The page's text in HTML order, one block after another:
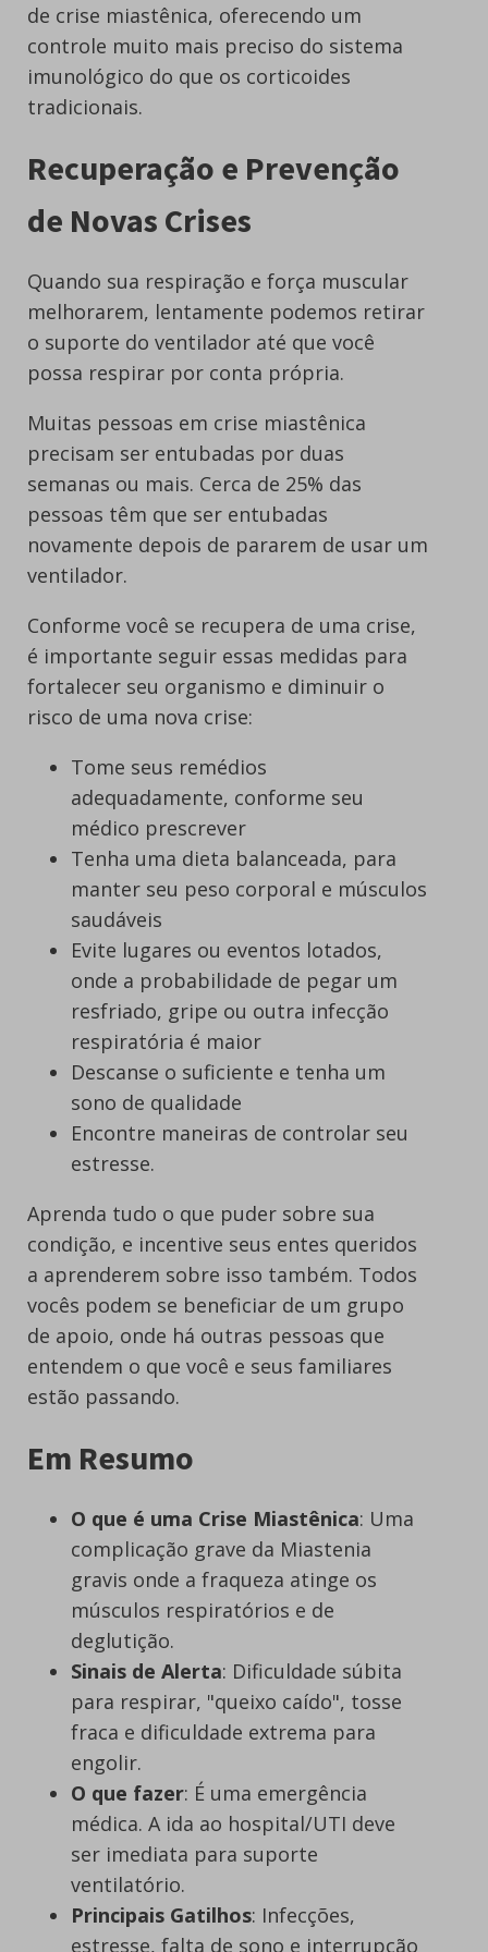
de crise miastênica, oferecendo um
controle muito mais preciso do sistema
imunológico do que os corticoides
tradicionais.
Recuperação e Prevenção
de Novas Crises
Quando sua respiração e força muscular
melhorarem, lentamente podemos retirar
o suporte do ventilador até que você
possa respirar por conta própria.
Muitas pessoas em crise miastênica
precisam ser entubadas por duas
semanas ou mais. Cerca de 25% das
pessoas têm que ser entubadas
novamente depois de pararem de usar um
ventilador.
Conforme você se recupera de uma crise,
é importante seguir essas medidas para
fortalecer seu organismo e diminuir o
risco de uma nova crise:
Tome seus remédios
adequadamente, conforme seu
médico prescrever
Tenha uma dieta balanceada, para
manter seu peso corporal e músculos
saudáveis
Evite lugares ou eventos lotados,
onde a probabilidade de pegar um
resfriado, gripe ou outra infecção
respiratória é maior
Descanse o suficiente e tenha um
sono de qualidade
Encontre maneiras de controlar seu
estresse.
Aprenda tudo o que puder sobre sua
condição, e incentive seus entes queridos
a aprenderem sobre isso também. Todos
vocês podem se beneficiar de um grupo
de apoio, onde há outras pessoas que
entendem o que você e seus familiares
estão passando.
Em Resumo
O que é uma Crise Miastênica: Uma
complicação grave da Miastenia
gravis onde a fraqueza atinge os
músculos respiratórios e de
deglutição.
Sinais de Alerta: Dificuldade súbita
para respirar, "queixo caído", tosse
fraca e dificuldade extrema para
engolir.
O que fazer: É uma emergência
médica. A ida ao hospital/UTI deve
ser imediata para suporte
ventilatório.
Principais Gatilhos: Infecções,
estresse, falta de sono e interrupção